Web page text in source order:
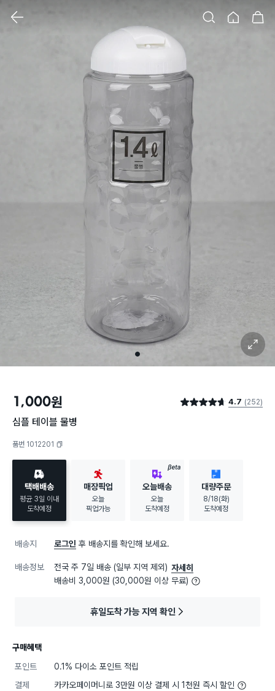
1
확대 보기
1,000원 별점 4.7점 4.7 (252)
심플 테이블 물병
품번 1012201
택배배송
평균 3일 이내
도착예정
매장픽업
오늘
픽업가능
BETA
오늘배송
오늘
도착예정
대량주문
8/18(화)
도착예정
배송지 로그인 후 배송지를 확인해 보세요.
배송정보 전국 주 7일 배송 (일부 지역 제외) 자세히
배송비 3,000원 (30,000원 이상 무료)
휴일도착 가능 지역 확인
구매혜택
포인트
0.1% 다이소 포인트 적립
결제
카카오페이머니로 3만원 이상 결제 시 1천원 즉시 할인